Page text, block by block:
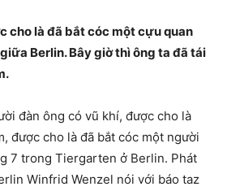
cho là đã bắt cóc một cựu quan
Berlin. Bây giờ thì ông ta đã tái
đàn ông có vũ khí, được cho là
được cho là đã bắt cóc một người
7 trong Tiergarten ở Berlin. Phát
Winfrid Wenzel nói với báo taz